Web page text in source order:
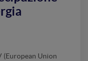
(European Union